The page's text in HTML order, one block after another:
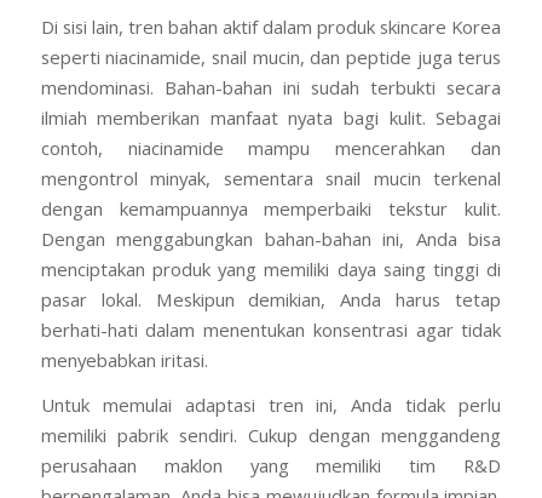
Di sisi lain, tren bahan aktif dalam produk skincare Korea
seperti niacinamide, snail mucin, dan peptide juga terus
mendominasi. Bahan-bahan ini sudah terbukti secara
ilmiah memberikan manfaat nyata bagi kulit. Sebagai
contoh, niacinamide mampu mencerahkan dan
mengontrol minyak, sementara snail mucin terkenal
dengan kemampuannya memperbaiki tekstur kulit.
Dengan menggabungkan bahan-bahan ini, Anda bisa
menciptakan produk yang memiliki daya saing tinggi di
pasar lokal. Meskipun demikian, Anda harus tetap
berhati-hati dalam menentukan konsentrasi agar tidak
menyebabkan iritasi.
Untuk memulai adaptasi tren ini, Anda tidak perlu
memiliki pabrik sendiri. Cukup dengan menggandeng
perusahaan maklon yang memiliki tim R&D